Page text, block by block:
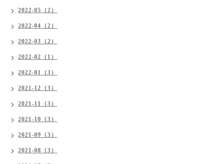
2022-05（2）
2022-04（2）
2022-03（2）
2022-02（1）
2022-01（3）
2021-12（3）
2021-11（3）
2021-10（3）
2021-09（3）
2021-08（3）